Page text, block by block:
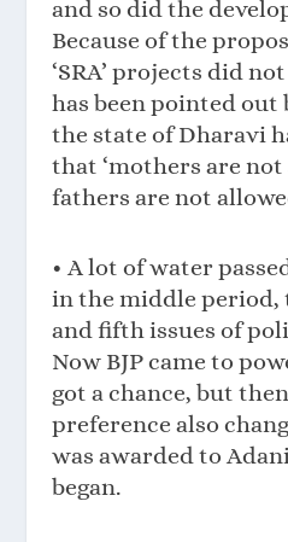
and so did the
Because of the
‘SRA’ projects did
has been pointed out
the state of Dharavi
that ‘mothers are
fathers are not
• A lot of water
in the middle
and fifth issues of
Now BJP came to
got a chance, but
preference also
was awarded to
began.